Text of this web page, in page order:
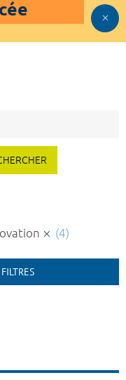
(4)